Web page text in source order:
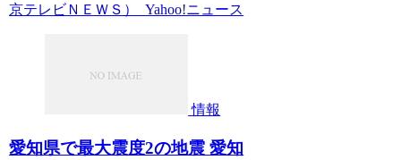
京テレビＮＥＷＳ） Yahoo!ニュース
情報
愛知県で最大震度2の地震 愛知